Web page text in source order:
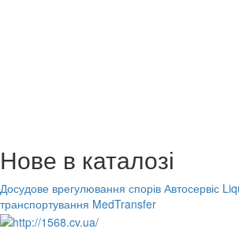
Нове в каталозі
Досудове врегулювання спорів Автосервіс
транспортування MedTransfer